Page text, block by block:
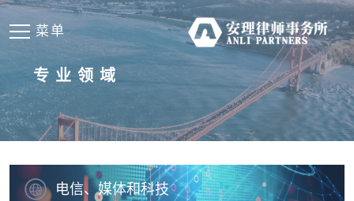
菜单
专业领域
电信、媒体和科技